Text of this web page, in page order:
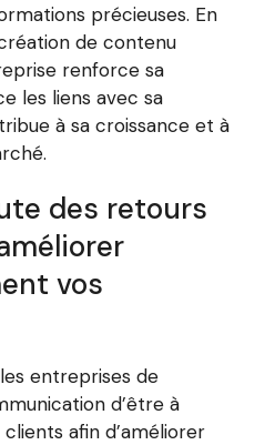
précieuses. En
de contenu
renforce sa
les liens avec sa
à sa croissance et à
des retours
vos
entreprises de
d’être à
afin d’améliorer